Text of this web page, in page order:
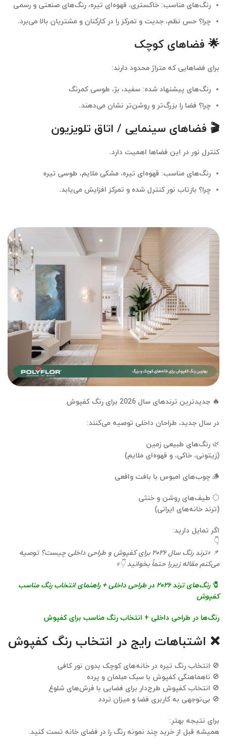
رنگ‌های مناسب: خاکستری، قهوه‌ای تیره، رنگ‌های صنعتی و رسمی
چرا؟ حس نظم، جدیت و تمرکز را در کارکنان و مشتریان بالا می‌برد.
🌟 فضاهای کوچک
برای فضاهایی که متراژ محدود دارند:
رنگ‌های پیشنهاد شده: سفید، بژ، طوسی کمرنگ
چرا؟ فضا را بزرگ‌تر و روشن‌تر نشان می‌دهند.
🎬 فضاهای سینمایی / اتاق تلویزیون
کنترل نور در این فضاها اهمیت دارد.
رنگ‌های مناسب: قهوه‌ای تیره، مشکی ملایم، طوسی تیره
چرا؟ بازتاب نور کنترل شده و تمرکز افزایش می‌یابد.
🔥 جدیدترین ترندهای سال 2026 برای رنگ کفپوش
در سال جدید، طراحان داخلی توصیه می‌کنند:
🌿 رنگ‌های طبیعی زمین
(زیتونی، خاکی، و قهوه‌ای ملایم)
🪵 چوب‌های امبوس با بافت واقعی
⚪ طیف‌های روشن و خنثی
(ترند خانه‌های ایرانی)
اگر تمایل دارید:
👇
📌
«ترند رنگ سال۲۰۲۶ برای کفپوش و طراحی داخلی چیست؟ توصیه
می‌کنممقاله زیررا حتماً بخوانید 👇
»
🧷رنگ‌های ترند۲۰۲۶ در طراحی داخلی + راهنمای انتخاب رنگ مناسب
کفپوش
رنگ‌ها در طراحی داخلی + انتخاب رنگ مناسب برای کفپوش
❌ اشتباهات رایج در انتخاب رنگ کفپوش
🚫 انتخاب رنگ تیره در خانه‌های کوچک بدون نور کافی
🚫 ناهماهنگی کفپوش با سبک مبلمان و پرده
🚫 انتخاب کفپوش طرح‌دار برای فضایی با فرش‌های شلوغ
🚫 بی‌توجهی به کاربری فضا و میزان تردد
برای نتیجه بهتر:
همیشه قبل از خرید چند نمونه رنگ را در فضای خانه تست کنید.